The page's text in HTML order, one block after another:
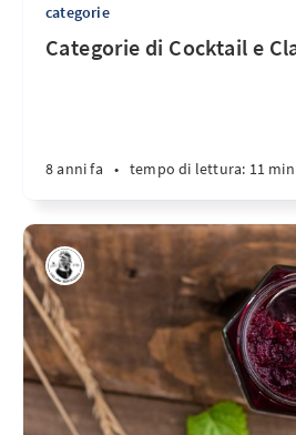
categorie
Categorie di Cocktail e
8 anni fa • tempo di lettura: 11 min